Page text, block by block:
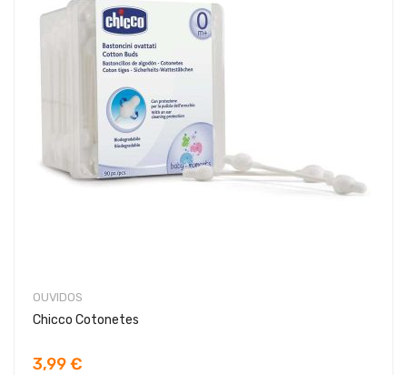
OUVIDOS
Chicco Cotonetes
3,99 €